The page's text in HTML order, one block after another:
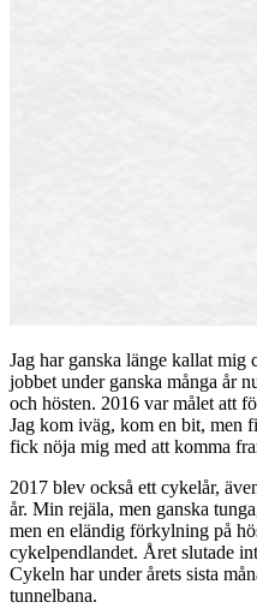
Jag har ganska länge kallat
jobbet under ganska många år
och hösten. 2016 var målet att
Jag kom iväg, kom en bit, men
fick nöja mig med att komma
2017 blev också ett cykelår,
år. Min rejäla, men ganska
men en eländig förkylning på
cykelpendlandet. Året slutade
Cykeln har under årets sista
tunnelbana.